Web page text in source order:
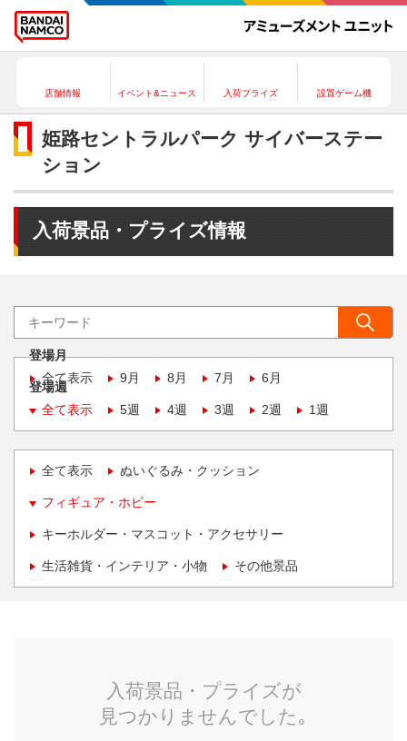
店舗情報 イベント&ニュース 入荷プライズ 設置ゲーム機
姫路セントラルパーク サイバーステー
ション
入荷景品・プライズ情報
登場月
全て表示
9月 8月 7月 6月
登場週
全て表示
5週 4週 3週 2週 1週
全て表示 ぬいぐるみ・クッション
フィギュア・ホビー
キーホルダー・マスコット・アクセサリー
生活雑貨・インテリア・小物 その他景品